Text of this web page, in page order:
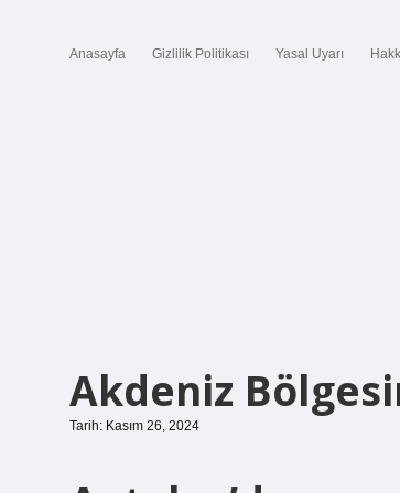
Anasayfa Gizlilik Politikası Yasal Uyarı
Akdeniz
Tarih: Kasım 26, 2024